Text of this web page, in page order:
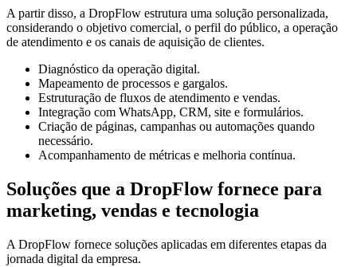
A partir disso, a DropFlow estrutura uma solução personalizada,
considerando o objetivo comercial, o perfil do público, a operação
de atendimento e os canais de aquisição de clientes.
Diagnóstico da operação digital.
Mapeamento de processos e gargalos.
Estruturação de fluxos de atendimento e vendas.
Integração com WhatsApp, CRM, site e formulários.
Criação de páginas, campanhas ou automações quando
necessário.
Acompanhamento de métricas e melhoria contínua.
Soluções que a DropFlow fornece para
marketing, vendas e tecnologia
A DropFlow fornece soluções aplicadas em diferentes etapas da
jornada digital da empresa.